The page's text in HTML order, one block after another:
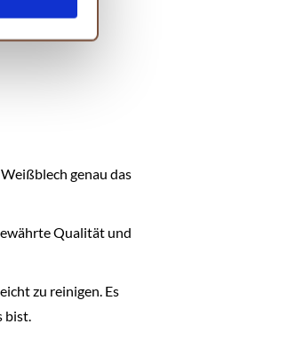
genau das
Qualität und
zu reinigen. Es
bist.